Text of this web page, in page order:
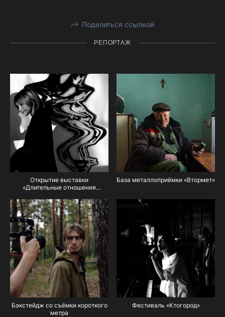
Поделиться ссылкой
РЕПОРТАЖ
Открытие выставки
«Длительные отношения
Кирилловой
База металлоприёмки «Втормет»
Бэкстейдж со съёмки короткого
метра
Фестиваль «Ктогород»